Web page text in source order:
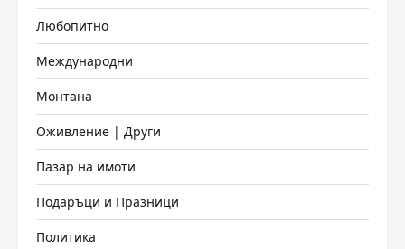
Любопитно
Международни
Монтана
Оживление | Други
Пазар на имоти
Подаръци и Празници
Политика